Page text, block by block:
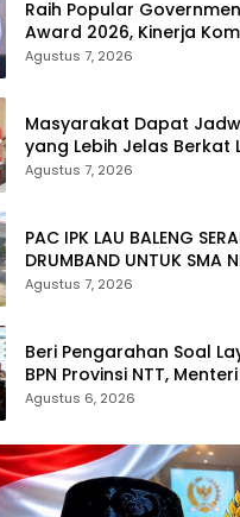
Raih Popular
Award 2026, Kinerja
Kementerian ATR/BPN
Agustus 7, 2026
Masyarakat Dapat
yang Lebih Jelas Berkat
Pengukuran Terjadwal
Agustus 7, 2026
PAC IPK LAU BALENG
DRUMBAND UNTUK SMA
SAMBUT HUT RI KE-81
Agustus 7, 2026
Beri Pengarahan Soal
BPN Provinsi NTT,
Sudut Pandang
Agustus 6, 2026